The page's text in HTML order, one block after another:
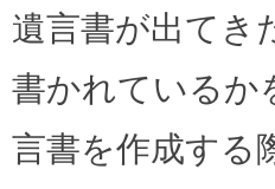
遺言書が出てき
書かれているか
言書を作成する